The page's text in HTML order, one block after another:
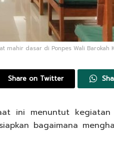
mahir dasar di Ponpes Wali Barokah
Share on Twitter
ini menuntut kegiatan
bagaimana